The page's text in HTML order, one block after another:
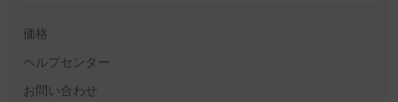
価格
ヘルプセンター
お問い合わせ